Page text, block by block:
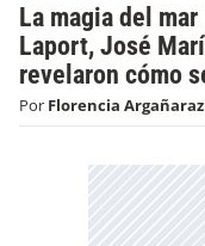
La magia del
Laport, José
revelaron cómo
Por Florencia Argañaraz